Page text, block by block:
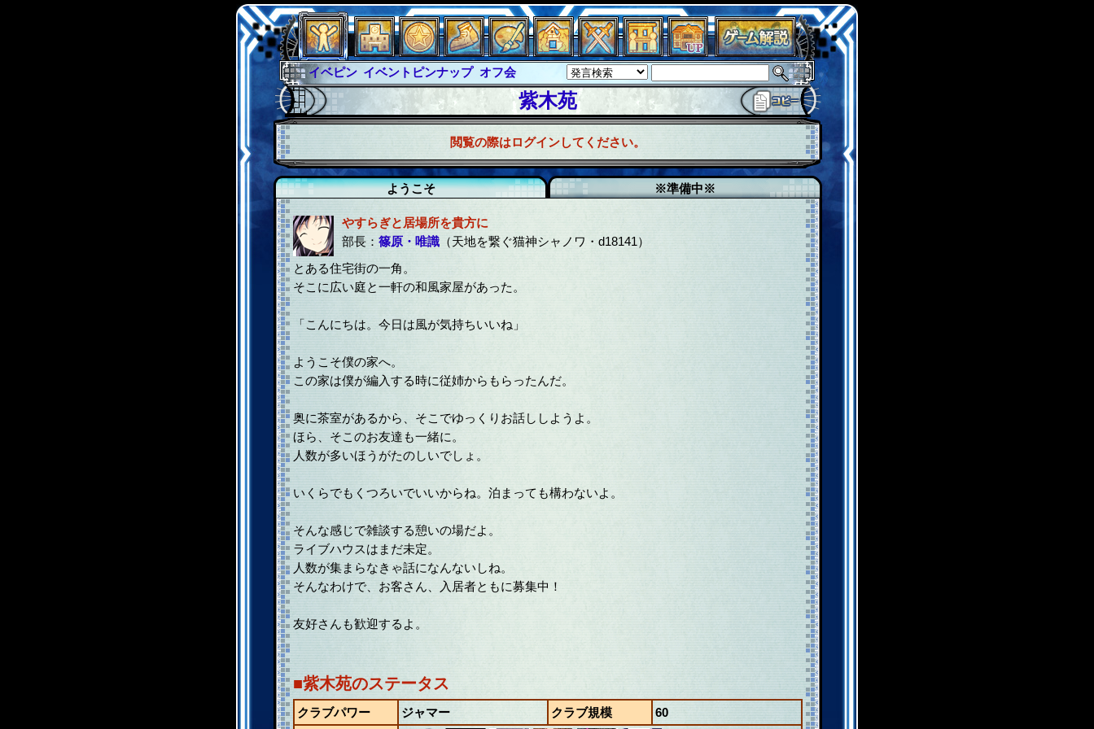
イベピン イベントピンナップ オフ会
グラシャ
グラシャ・ラボラス
グローバルジャスティス サイキックハーツ
サイキックハーツ大戦
シュラウド ソロモン
ファイナル アブソーバー
紫木苑
閲覧の際はログインしてください。
ようこそ ※準備中※
やすらぎと居場所を貴方に
部長： 篠原・唯識 （天地を繋ぐ猫神シャノワ・d18141）
とある住宅街の一角。
そこに広い庭と一軒の和風家屋があった。
「こんにちは。今日は風が気持ちいいね」
ようこそ僕の家へ。
この家は僕が編入する時に従姉からもらったんだ。
奥に茶室があるから、そこでゆっくりお話ししようよ。
ほら、そこのお友達も一緒に。
人数が多いほうがたのしいでしょ。
いくらでもくつろいでいいからね。泊まっても構わないよ。
そんな感じで雑談する憩いの場だよ。
ライブハウスはまだ未定。
人数が集まらなきゃ話になんないしね。
そんなわけで、お客さん、入居者ともに募集中！
友好さんも歓迎するよ。
■紫木苑のステータス
クラブパワー ジャマー クラブ規模 60